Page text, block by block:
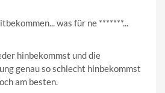
was für ne *******...
hinbekommst und die
genau so schlecht hinbekommst
am besten.